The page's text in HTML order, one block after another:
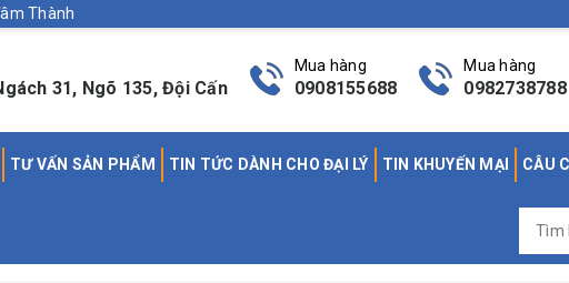
Thành
31, Ngõ 135, Đội Cấn
Mua hàng
0908155688
Mua hàng
0982738788
TƯ VẤN SẢN PHẨM TIN TỨC DÀNH CHO ĐẠI LÝ TIN KHUYẾN MẠI CÂU